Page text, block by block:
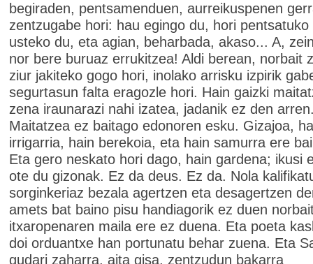
begiraden, pentsamenduen, aurreikuspenen
zentzugabe hori: hau egingo du, hori
usteko du, eta agian, beharbada, akaso... A,
nor bere buruaz errukitzea! Aldi berean, norbait
ziur jakiteko gogo hori, inolako arrisku izpirik
segurtasun falta eragozle hori. Hain gaizki
zena iraunarazi nahi izatea, jadanik ez den
Maitatzea ez baitago edonoren esku. Gizajoa,
irrigarria, hain berekoia, eta hain samurra ere
Eta gero neskato hori dago, hain gardena; ikusi
ote du gizonak. Ez da deus. Ez da. Nola
sorginkeriaz bezala agertzen eta desagertzen
amets bat baino pisu handiagorik ez duen
itxaropenaren maila ere ez duena. Eta poeta
doi orduantxe han portunatu behar zuena. Eta
gudari zaharra, aita gisa, zentzudun bakarra